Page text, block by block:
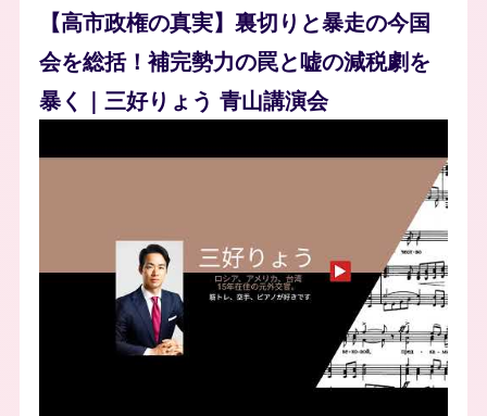
【高市政権の真実】裏切りと暴走の今国
会を総括！補完勢力の罠と嘘の減税劇を
暴く｜三好りょう 青山講演会